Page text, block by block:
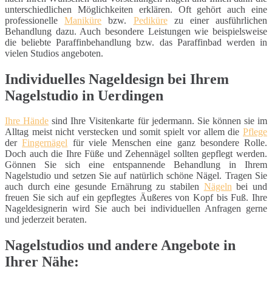
unterschiedlichen Möglichkeiten erklären. Oft gehört auch eine
professionelleManiküre bzw. Pedikürezu einer ausführlichen
Behandlung dazu. Auch besondere Leistungen wie beispielsweise
die beliebte Paraffinbehandlung bzw. das Paraffinbad werden in
vielen Studios angeboten.
Individuelles Nageldesign bei Ihrem
Nagelstudio in Uerdingen
Ihre Hände sind Ihre Visitenkarte für jedermann. Sie können sie im
Alltag meist nicht verstecken und somit spielt vor allem die Pflege
derFingernägel für viele Menschen eine ganz besondere Rolle.
Doch auch die Ihre Füße und Zehennägel sollten gepflegt werden.
Gönnen Sie sich eine entspannende Behandlung in Ihrem
Nagelstudio und setzen Sie auf natürlich schöne Nägel. Tragen Sie
auch durch eine gesunde Ernährung zu stabilen Nägelnbei und
freuen Sie sich auf ein gepflegtes Äußeres von Kopf bis Fuß. Ihre
Nageldesignerin wird Sie auch bei individuellen Anfragen gerne
und jederzeit beraten.
Nagelstudios und andere Angebote in
Ihrer Nähe: